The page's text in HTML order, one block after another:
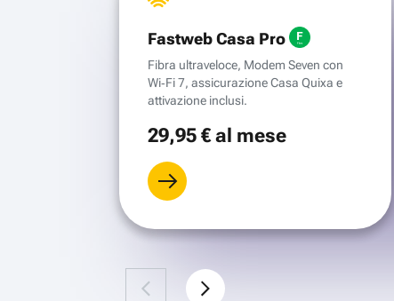
Fastweb Casa Pro
Fibra ultraveloce, Modem Seven con
Wi‑Fi 7, assicurazione Casa Quixa e
attivazione inclusi.
29,95 €al mese